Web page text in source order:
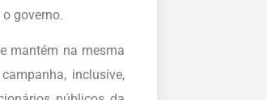
governo.
mantém na mesma
inclusive,